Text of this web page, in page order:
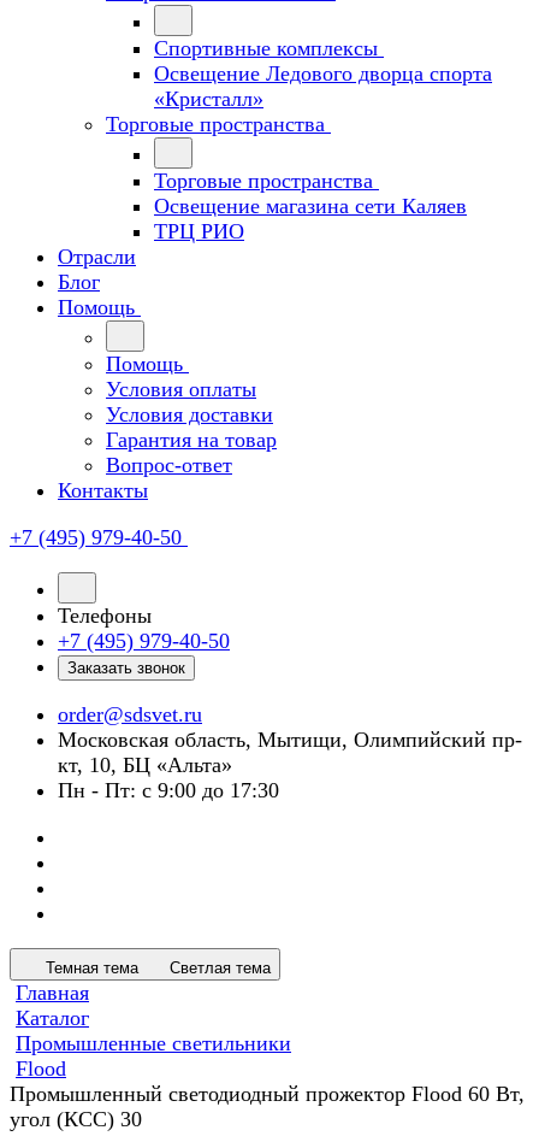
Спортивные комплексы
Освещение Ледового дворца спорта
«Кристалл»
Торговые пространства
Торговые пространства
Освещение магазина сети Каляев
ТРЦ РИО
Отрасли
Блог
Помощь
Помощь
Условия оплаты
Условия доставки
Гарантия на товар
Вопрос-ответ
Контакты
+7 (495) 979-40-50
Телефоны
+7 (495) 979-40-50
Заказать звонок
order@sdsvet.ru
Московская область, Мытищи, Олимпийский пр-
кт, 10, БЦ «Альта»
Пн - Пт: с 9:00 до 17:30
Темная тема Светлая тема
Главная
Каталог
Промышленные светильники
Flood
Промышленный светодиодный прожектор Flood 60 Вт,
угол (КСС) 30